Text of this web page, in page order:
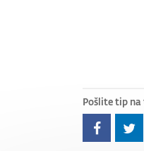
Pošlite tip